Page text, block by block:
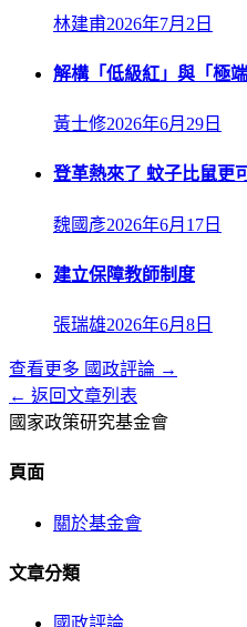
林建甫2026年7月2日
解構「低級紅」與「極
黃士修2026年6月29日
登革熱來了 蚊子比鼠更
魏國彥2026年6月17日
建立保障教師制度
張瑞雄2026年6月8日
查看更多 國政評論 →
← 返回文章列表
國家政策研究基金會
頁面
關於基金會
文章分類